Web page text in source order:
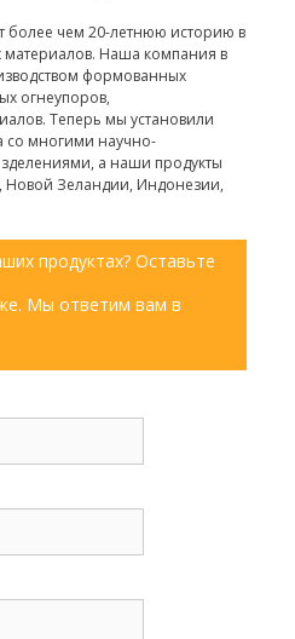
более чем 20-летнюю историю в
материалов. Наша компания в
формованных
огнеупоров,
Теперь мы установили
со многими научно-
а наши продукты
Новой Зеландии, Индонезии,
продуктах? Оставьте
Мы ответим вам в